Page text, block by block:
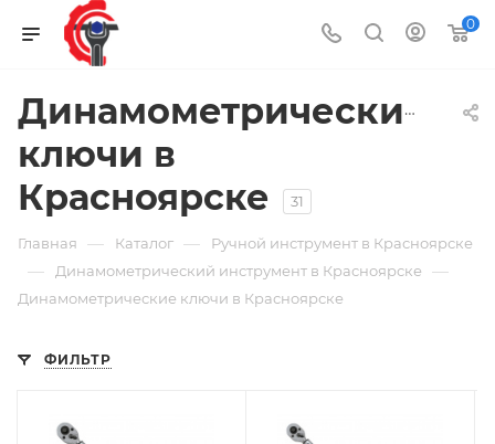
0
Динамометрические
ключи в
Красноярске
31
Главная — Каталог — Ручной инструмент в Красноярске
— Динамометрический инструмент в Красноярске —
Динамометрические ключи в Красноярске
ФИЛЬТР